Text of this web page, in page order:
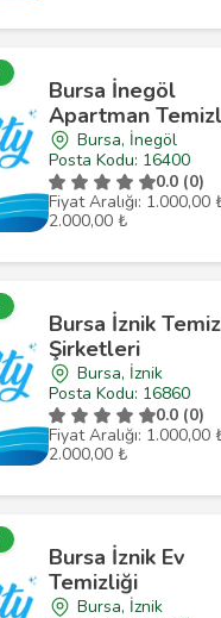
Bursa İnegöl
Apartman
Bursa, İnegöl
Posta Kodu: 16400
0.0 (0)
Fiyat Aralığı: 1.000,00
2.000,00 ₺
Bursa İznik
Şirketleri
Bursa, İznik
Posta Kodu: 16860
0.0 (0)
Fiyat Aralığı: 1.000,00
2.000,00 ₺
Bursa İznik Ev
Temizliği
Bursa, İznik